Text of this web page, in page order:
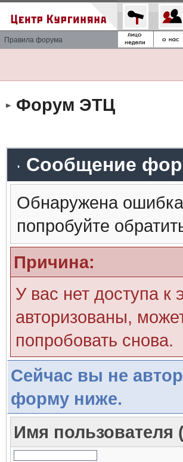
Правила форума
Форум ЭТЦ
Сообщение
Обнаружена
попробуйте
Причина:
У вас нет доступа
авторизованы,
попробовать снова.
Сейчас вы не
форму ниже.
Имя пользователя